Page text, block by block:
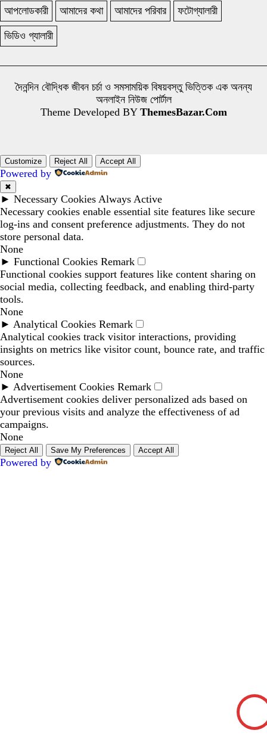
আপলোডকারী আমাদের কথা আমাদের পরিবার ফটোগ্যালারী
ভিডিও গ্যালারী
দৈনন্দিন বৌদ্ধিক জীবন চর্চা ও সমসাময়িক বিষয়বস্তু ভিত্তিক এক অনন্য
অনলাইন নিউজ পোর্টাল
Theme Developed BY ThemesBazar.Com
Customize Reject All Accept All
Powered by
✖
► Necessary Cookies Always Active
Necessary cookies enable essential site features like secure
log-ins and consent preference adjustments. They do not
store personal data.
None
► Functional Cookies Remark
Functional cookies support features like content sharing on
social media, collecting feedback, and enabling third-party
tools.
None
► Analytical Cookies Remark
Analytical cookies track visitor interactions, providing
insights on metrics like visitor count, bounce rate, and traffic
sources.
None
► Advertisement Cookies Remark
Advertisement cookies deliver personalized ads based on
your previous visits and analyze the effectiveness of ad
campaigns.
None
Reject All Save My Preferences Accept All
Powered by